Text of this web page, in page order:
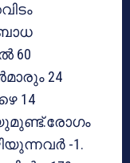
60
24
14
-1.